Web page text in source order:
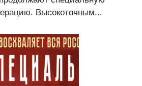
Высокоточным...